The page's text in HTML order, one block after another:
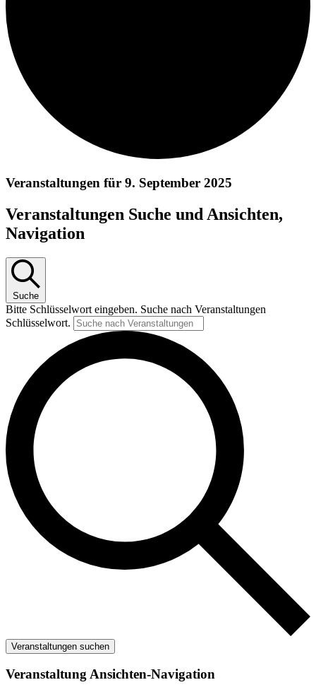
Veranstaltungen für 9. September 2025
Veranstaltungen Suche und Ansichten,
Navigation
Suche
Bitte Schlüsselwort eingeben. Suche nach Veranstaltungen
Schlüsselwort.
Veranstaltungen suchen
Veranstaltung Ansichten-Navigation